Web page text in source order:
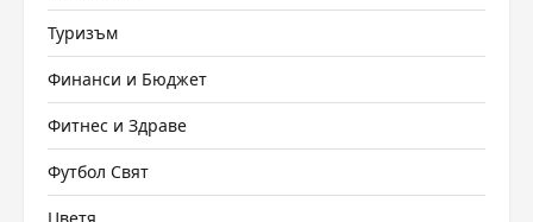
Туризъм
Финанси и Бюджет
Фитнес и Здраве
Футбол Свят